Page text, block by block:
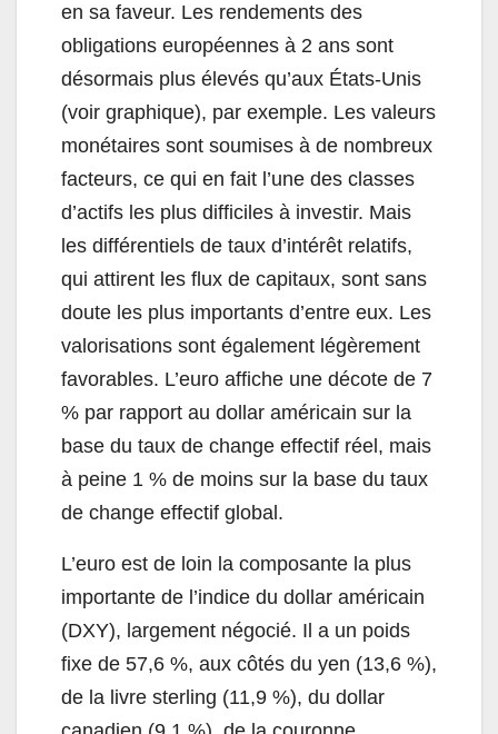
en sa faveur. Les rendements des
obligations européennes à 2 ans sont
désormais plus élevés qu’aux États-Unis
(voir graphique), par exemple. Les valeurs
monétaires sont soumises à de nombreux
facteurs, ce qui en fait l’une des classes
d’actifs les plus difficiles à investir. Mais
les différentiels de taux d’intérêt relatifs,
qui attirent les flux de capitaux, sont sans
doute les plus importants d’entre eux. Les
valorisations sont également légèrement
favorables. L’euro affiche une décote de 7
% par rapport au dollar américain sur la
base du taux de change effectif réel, mais
à peine 1 % de moins sur la base du taux
de change effectif global.
L’euro est de loin la composante la plus
importante de l’indice du dollar américain
(DXY), largement négocié. Il a un poids
fixe de 57,6 %, aux côtés du yen (13,6 %),
de la livre sterling (11,9 %), du dollar